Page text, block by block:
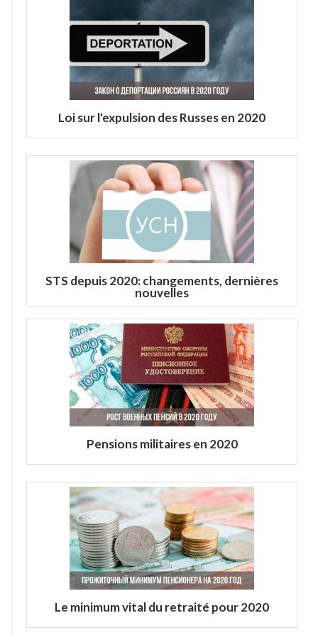
Loi sur l'expulsion des Russes en 2020
STS depuis 2020: changements, dernières
nouvelles
Pensions militaires en 2020
Le minimum vital du retraité pour 2020